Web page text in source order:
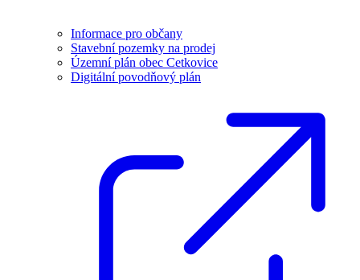
Informace pro občany
Stavební pozemky na prodej
Územní plán obec Cetkovice
Digitální povodňový plán